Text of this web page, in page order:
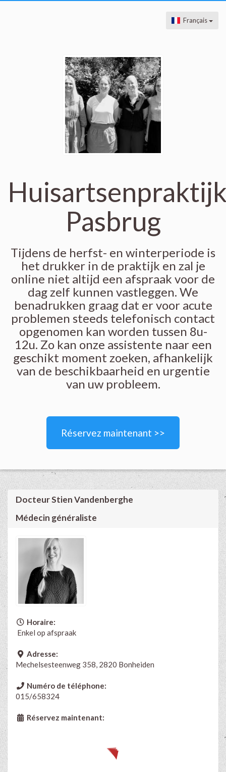
Français
Pasbrug
Tijdens de herfst- en winterperiode is
het drukker in de praktijk en zal je
online niet altijd een afspraak voor de
dag zelf kunnen vastleggen. We
benadrukken graag dat er voor acute
problemen steeds telefonisch contact
opgenomen kan worden tussen 8u-
12u. Zo kan onze assistente naar een
geschikt moment zoeken, afhankelijk
van de beschikbaarheid en urgentie
van uw probleem.
Réservez maintenant >>
Docteur Stien Vandenberghe
Médecin généraliste
Horaire:
Enkel op afspraak
Adresse:
Mechelsesteenweg 358, 2820 Bonheiden
Numéro de téléphone:
015/658324
Réservez maintenant: